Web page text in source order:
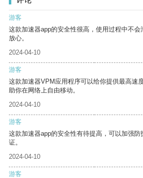
游客
这款加速器app的安全性很高，使用过程中不
放心。
2024-04-10
游客
这款加速器VPM应用程序可以给你提供最高速
助你在网络上自由移动。
2024-04-10
游客
这款加速器app的安全性有待提高，可以加强
证。
2024-04-10
游客